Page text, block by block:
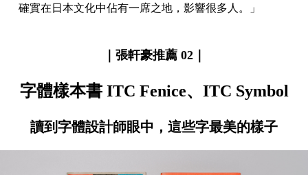
確實在日本文化中佔有一席之地，影響很多人。」
｜張軒豪推薦 02｜
字體樣本書 ITC Fenice、ITC Symbol
讀到字體設計師眼中，這些字最美的樣子